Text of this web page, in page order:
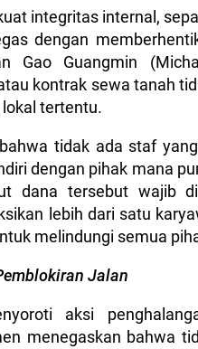
integritas internal,
dengan
Gao Guangmin
kontrak sewa tanah
tertentu.
tidak ada staf
dengan pihak mana
dana tersebut wajib
lebih dari satu
melindungi semua
Jalan
aksi
menegaskan bahwa